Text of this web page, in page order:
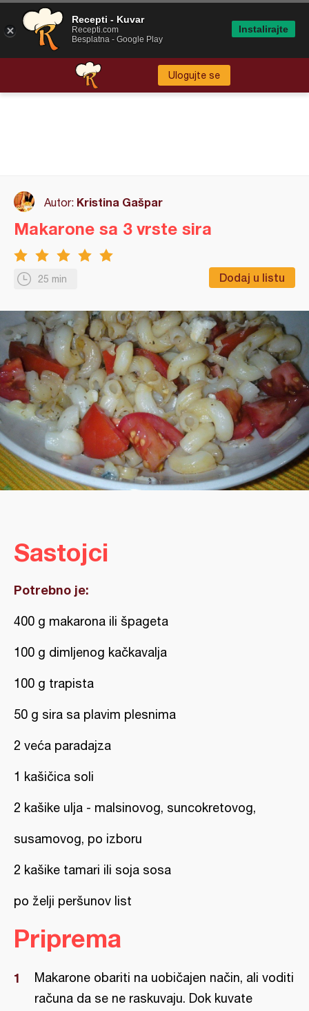
Ulogujte se
Autor: Kristina Gašpar
25 min Dodaj u listu
Makarone sa 3 vrste sira
Sastojci
Potrebno je:
400 g makarona ili špageta
100 g dimljenog kačkavalja
100 g trapista
50 g sira sa plavim plesnima
2 veća paradajza
1 kašičica soli
2 kašike ulja - malsinovog, suncokretovog,
susamovog, po izboru
2 kašike tamari ili soja sosa
po želji peršunov list
Priprema
Makarone obariti na uobičajen način, ali voditi
računa da se ne raskuvaju. Dok kuvate
Recepti - Kuvar
Recepti.com
Besplatna - Google Play
Instalirajte